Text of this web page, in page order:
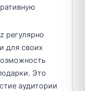
регулярно
для своих
Это
аудитории